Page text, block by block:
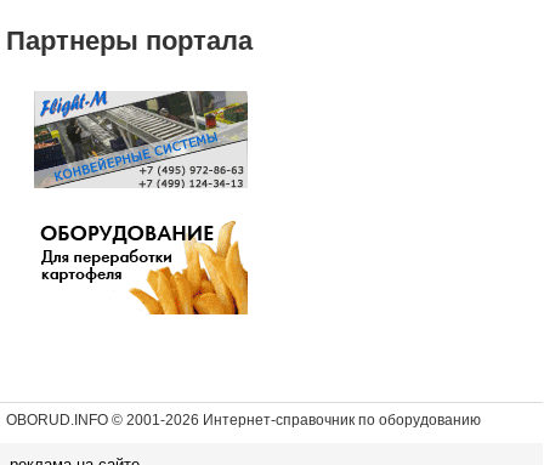
Партнеры портала
OBORUD.INFO © 2001-2026 Интернет-справочник по оборудованию